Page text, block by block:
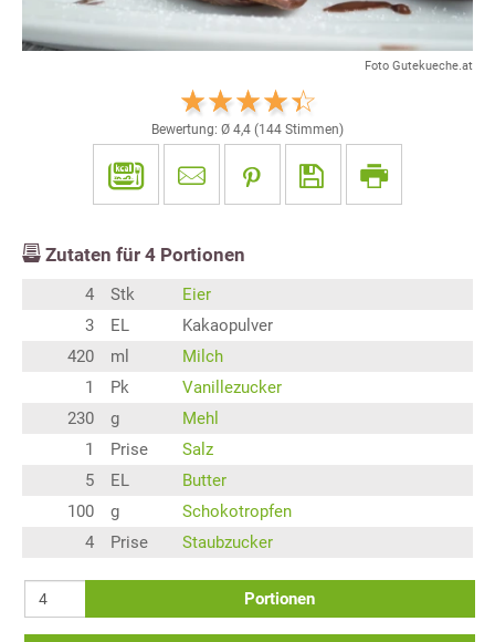
Foto Gutekueche.at
Bewertung: Ø 4,4 (144 Stimmen)
Zutaten für 4 Portionen
4 Stk
Eier
3
EL
Kakaopulver
420
ml
Milch
1
Pk
Vanillezucker
230
g
Mehl
1
Prise
Salz
5
EL
Butter
100
g
Schokotropfen
4
Prise Staubzucker
Portionen